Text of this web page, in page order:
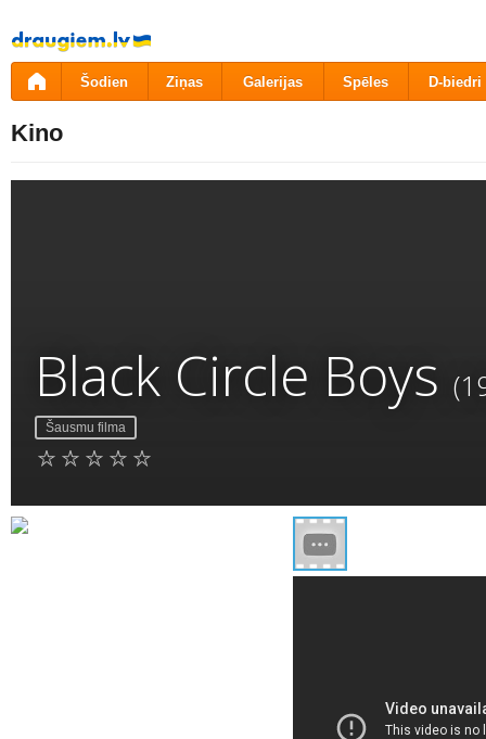
Pāriet
uz
saturu
Šodien Ziņas Galerijas Spēles D-biedri
Kino
Black Circle Boys
Šausmu filma